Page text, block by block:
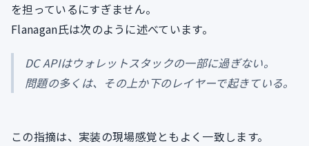
を担っているにすぎません。
Flanagan氏は次のように述べています。
DC APIはウォレットスタックの一部に過ぎない。
問題の多くは、その上か下のレイヤーで起きている。
この指摘は、実装の現場感覚ともよく一致します。